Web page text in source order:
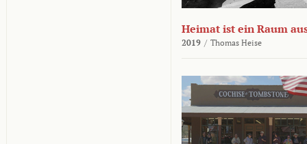
Heimat ist ein Raum
2019 / Thomas Heise